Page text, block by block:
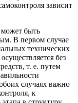
зависит
может быть
В первом случае
технических
без
т. е. путем
случаях важно
к